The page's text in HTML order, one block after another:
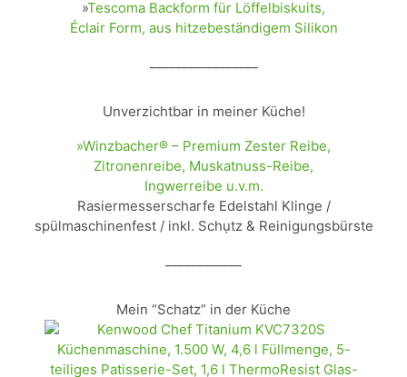
»Tescoma Backform für Löffelbiskuits,
Éclair Form, aus hitzebeständigem Silikon
Unverzichtbar in meiner Küche!
»Winzbacher® – Premium Zester Reibe,
Zitronenreibe, Muskatnuss-Reibe,
Ingwerreibe u.v.m.
Rasiermesserscharfe Edelstahl Klinge /
spülmaschinenfest / inkl. Schụtz & Reinigungsbürste
Mein “Schatz” in der Küche